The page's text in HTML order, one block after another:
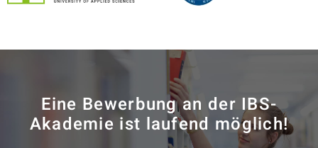
Eine Bewerbung an der IBS-
Akademie ist laufend möglich!